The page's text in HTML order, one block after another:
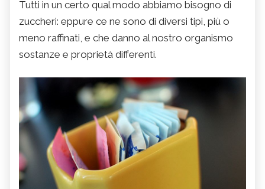
Tutti in un certo qual modo abbiamo bisogno di
zuccheri: eppure ce ne sono di diversi tipi, più o
meno raffinati, e che danno al nostro organismo
sostanze e proprietà differenti.